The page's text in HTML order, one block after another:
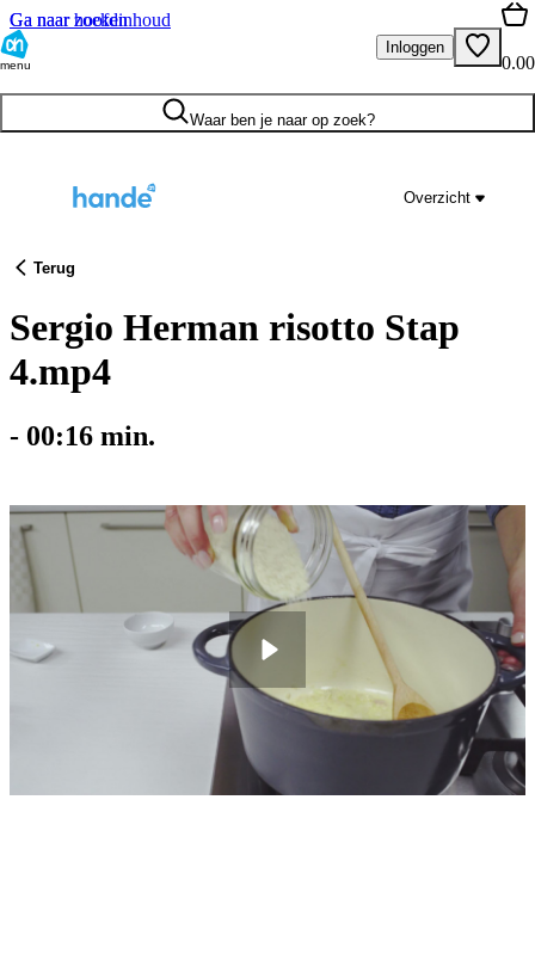
Ga naar hoofdinhoud
Ga naar zoeken
menu
Inloggen
0.00
Waar ben je naar op zoek?
Overzicht
Terug
Sergio Herman risotto Stap
4.mp4
- 00:16 min.